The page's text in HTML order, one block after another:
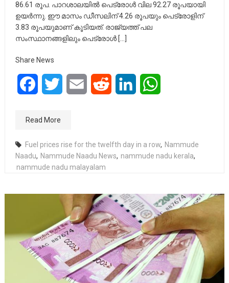
86.61 രൂപ. പാറശാലയില്‍ പെട്രോള്‍ വില 92.27 രൂപയായി
ഉയര്‍ന്നു. ഈ മാസം ഡീസലിന് 4.26 രൂപയും പെട്രോളിന്
3.83 രൂപയുമാണ് കൂടിയത്. രാജ്യത്ത് പല
സംസ്ഥാനങ്ങളിലും പെട്രോള്‍ […]
Share News
FacebookTwitter Email Reddit LinkedIn
Read More
Fuel prices rise for the twelfth day in a row, Nammude
Naadu, Nammude Naadu News, nammude nadu kerala,
nammude nadu malayalam